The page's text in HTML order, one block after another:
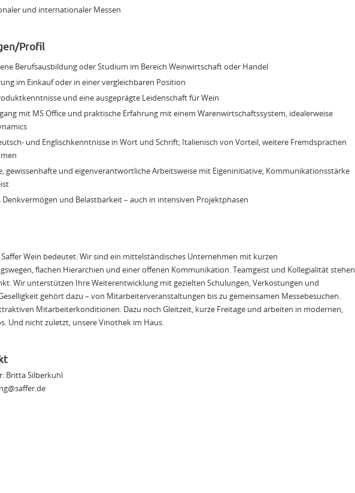
und internationaler Messen
Profil
Berufsausbildung oder Studium im Bereich Weinwirtschaft oder Handel
im Einkauf oder in einer vergleichbaren Position
und eine ausgeprägte Leidenschaft für Wein
mit MS Office und praktische Erfahrung mit einem Warenwirtschaftssystem, idealerweise
und Englischkenntnisse in Wort und Schrift; Italienisch von Vorteil, weitere Fremdsprachen
gewissenhafte und eigenverantwortliche Arbeitsweise mit Eigeninitiative, Kommunikationsstärke
Denkvermögen und Belastbarkeit – auch in intensiven Projektphasen
Wein bedeutet: Wir sind ein mittelständisches Unternehmen mit kurzen
flachen Hierarchien und einer offenen Kommunikation. Teamgeist und Kollegialität stehen
Wir unterstützen Ihre Weiterentwicklung mit gezielten Schulungen, Verkostungen und
gehört dazu – von Mitarbeiterveranstaltungen bis zu gemeinsamen Messebesuchen.
Mitarbeiterkonditionen. Dazu noch Gleitzeit, kurze Freitage und arbeiten in modernen,
Und nicht zuletzt, unsere Vinothek im Haus.
Britta Silberkuhl